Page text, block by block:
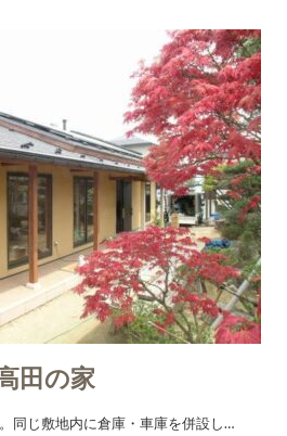
田の家
同じ敷地内に倉庫・車庫を併設し…